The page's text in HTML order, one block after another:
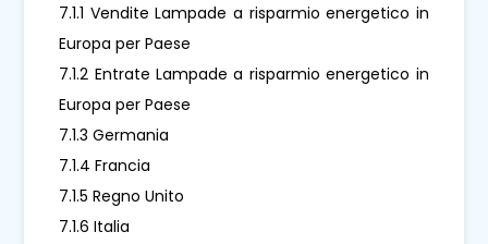
7.1.1 Vendite Lampade a risparmio energetico in
Europa per Paese
7.1.2 Entrate Lampade a risparmio energetico in
Europa per Paese
7.1.3 Germania
7.1.4 Francia
7.1.5 Regno Unito
7.1.6 Italia